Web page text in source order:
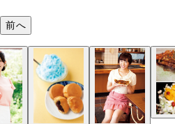
前へ